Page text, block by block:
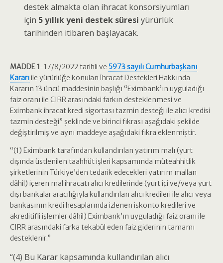
destek almakta olan ihracat konsorsiyumları
için 5 yıllık yeni destek süresi yürürlük
tarihinden itibaren başlayacak.
MADDE 1-17/8/2022 tarihli ve 5973 sayılı Cumhurbaşkanı
Kararıile yürürlüğe konulan İhracat Destekleri Hakkında
Kararın 13 üncü maddesinin başlığı “Eximbank’ın uyguladığı
faiz oranı ile CIRR arasındaki farkın desteklenmesi ve
Eximbank ihracat kredi sigortası tazmin desteği ile alıcı kredisi
tazmin desteği” şeklinde ve birinci fıkrası aşağıdaki şekilde
değiştirilmiş ve aynı maddeye aşağıdaki fıkra eklenmiştir.
“(1) Eximbank tarafından kullandırılan yatırım malı (yurt
dışında üstlenilen taahhüt işleri kapsamında müteahhitlik
şirketlerinin Türkiye’den tedarik edecekleri yatırım mallan
dâhil) içeren mal ihracatı alıcı kredilerinde (yurt içi ve/veya yurt
dışı bankalar aracılığıyla kullandırılan alıcı kredileri ile alıcı veya
bankasının kredi hesaplarında izlenen iskonto kredileri ve
akreditifli işlemler dâhil) Eximbank’ın uyguladığı faiz oranı ile
CIRR arasındaki farka tekabül eden faiz giderinin tamamı
desteklenir.”
“(4) Bu Karar kapsamında kullandırılan alıcı